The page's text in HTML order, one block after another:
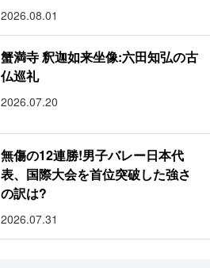
2026.08.01
蟹満寺 釈迦如来坐像:六田知弘の古
仏巡礼
2026.07.20
無傷の12連勝!男子バレー日本代
表、国際大会を首位突破した強さ
の訳は?
2026.07.31